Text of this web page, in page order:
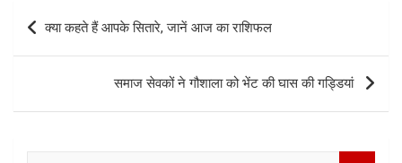
Post
navigation
क्या कहते हैं आपके सितारे, जानें आज का राशिफल
समाज सेवकों ने गौशाला को भेंट की घास की गड्डियां